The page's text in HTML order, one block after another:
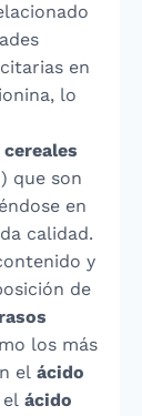
en
lo
que son
en
calidad.
y
de
los más
el ácido
el ácido